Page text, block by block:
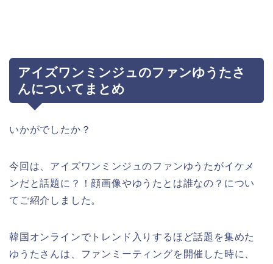
アイズワンミンジュのファンゆうたさ
んについてまとめ
いかがでしたか？
今回は、アイズワンミンジュのファンゆうたがイケメ
ンだと話題に？！顔画像やゆうたとは誰なの？につい
てご紹介しました。
韓国オンラインでトレンド入りするほど話題を集めた
ゆうたさんは、ファンミーティングを開催した時に、